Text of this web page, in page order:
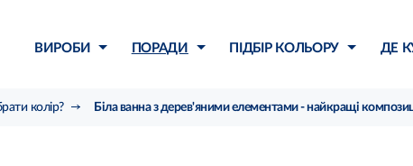
ВИРОБИ ПОРАДИ ПІДБІР КОЛЬОРУ ДЕ
колір? Біла ванна з дерев'яними елементами - найкращі